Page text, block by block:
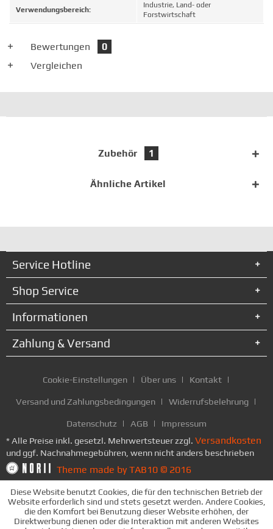
Verwendungsbereich:
Industrie, Land- oder
Forstwirtschaft
Bewertungen
0
Vergleichen
Zubehör 1
Ähnliche Artikel
Service Hotline
Shop Service
Informationen
Zahlung & Versand
Cookie-Einstellungen Über uns Kontakt
Versand und Zahlungsbedingungen Widerrufsbelehrung
Datenschutz AGB
Impressum
* Alle Preise inkl. gesetzl. Mehrwertsteuer zzgl. Versandkosten
und ggf. Nachnahmegebühren, wenn nicht anders beschrieben
Theme made by TAB10 © 2016
Diese Website benutzt Cookies, die für den technischen Betrieb der
Website erforderlich sind und stets gesetzt werden. Andere Cookies,
die den Komfort bei Benutzung dieser Website erhöhen, der
Direktwerbung dienen oder die Interaktion mit anderen Websites